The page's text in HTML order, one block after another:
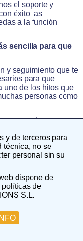
el soporte y
éxito las
a la función
sencilla para que
y seguimiento que te
para que
uno de los hitos que
personas como
que te
e interactuar con
sesiones grupales
1.750 EUR.
de matrícula + 175
y de terceros para
técnica, no se
personal sin su
dispone de
políticas de
S.L.